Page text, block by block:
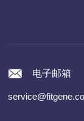
电子邮箱